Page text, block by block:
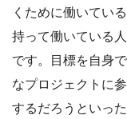
くために働いてい
持って働いている
です。目標を自身
なプロジェクトに
するだろうといっ